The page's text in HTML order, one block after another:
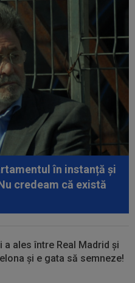
carierei
l-a pus ”la zid” pe
”Te-ai...
după ce a fost
rezultat ”strălucitor”
în instanță și
credeam că există
a ales între Real Madrid și
și e gata să semneze!